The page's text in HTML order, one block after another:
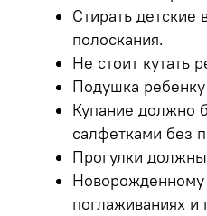
Стирать
полоскания.
Не стоит кутать
Подушка
Купание должно
салфетками без
Прогулки
Новорожденному
поглаживаниях и